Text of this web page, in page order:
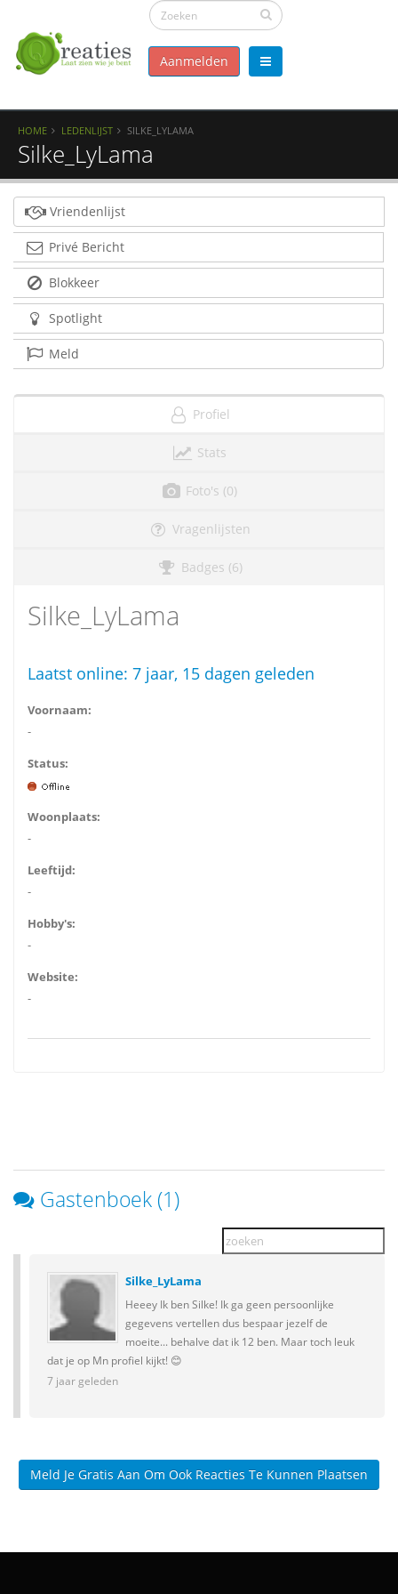
Aanmelden
HOME LEDENLIJST SILKE_LYLAMA
Silke_LyLama
Vriendenlijst
Privé Bericht
Blokkeer
Spotlight
Meld
Profiel
Stats
Foto's (0)
Vragenlijsten
Badges (6)
Silke_LyLama
Laatst online: 7 jaar, 15 dagen geleden
Voornaam:
-
Status:
Woonplaats:
-
Leeftijd:
-
Hobby's:
-
Website:
-
Gastenboek (1)
Silke_LyLama
Heeey Ik ben Silke! Ik ga geen persoonlijke
gegevens vertellen dus bespaar jezelf de
moeite... behalve dat ik 12 ben. Maar toch leuk
dat je op Mn profiel kijkt! 😊
7 jaar geleden
Meld Je Gratis Aan Om Ook Reacties Te Kunnen Plaatsen